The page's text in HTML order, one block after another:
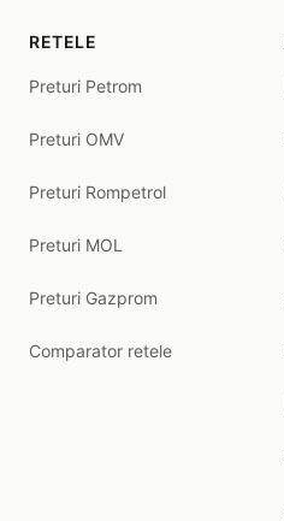
RETELE
Preturi Petrom
Preturi OMV
Preturi Rompetrol
Preturi MOL
Preturi Gazprom
Comparator retele